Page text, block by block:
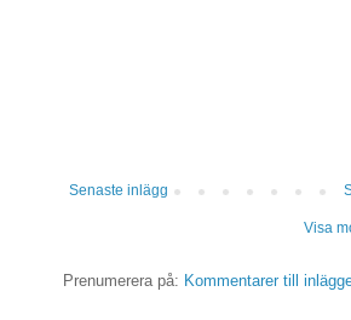
Senaste inlägg
Visa
Prenumerera på: Kommentarer till